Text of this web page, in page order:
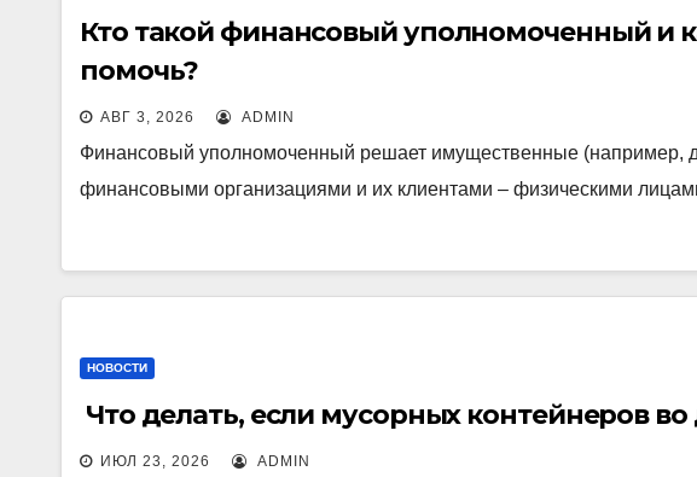
Кто такой финансовый уполномоченный и
помочь?
АВГ 3, 2026 ADMIN
Финансовый уполномоченный решает имущественные (например,
финансовыми организациями и их клиентами – физическими
НОВОСТИ
Что делать, если мусорных контейнеров
ИЮЛ 23, 2026 ADMIN